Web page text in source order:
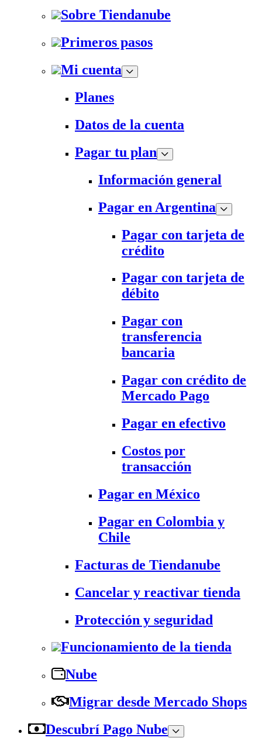
Sobre Tiendanube
Primeros pasos
Mi cuenta
Planes
Datos de la cuenta
Pagar tu plan
Información general
Pagar en Argentina
Pagar con tarjeta de
crédito
Pagar con tarjeta de
débito
Pagar con
transferencia
bancaria
Pagar con crédito de
Mercado Pago
Pagar en efectivo
Costos por
transacción
Pagar en México
Pagar en Colombia y
Chile
Facturas de Tiendanube
Cancelar y reactivar tienda
Protección y seguridad
Funcionamiento de la tienda
Nube
Migrar desde Mercado Shops
Descubrí Pago Nube